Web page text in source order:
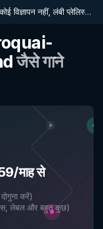
कोई विज्ञापन नहीं, लंबी प्लेलिस्ट, पूर्ण इतिहास और नई सुविधाओं तक प्रारंभिक पहुंच
जैसे गाने
माह से
करें)
लेबल और बहुत कुछ)